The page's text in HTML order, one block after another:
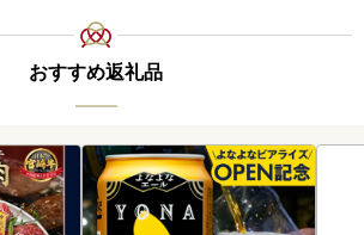
おすすめ返礼品